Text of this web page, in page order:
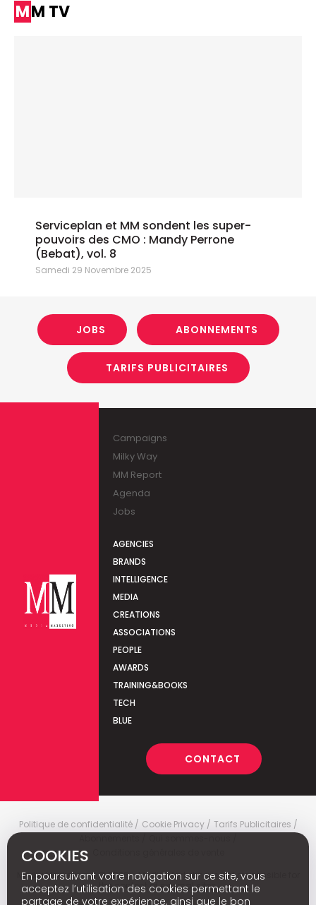
MM TV
Serviceplan et MM sondent les super-
pouvoirs des CMO : Mandy Perrone
(Bebat), vol. 8
Samedi 29 Novembre 2025
JOBS ABONNEMENTS
TARIFS PUBLICITAIRES
Campaigns
Milky Way
MM Report
Agenda
Jobs
AGENCIES
BRANDS
INTELLIGENCE
MEDIA
CREATIONS
ASSOCIATIONS
PEOPLE
AWARDS
TRAINING&BOOKS
TECH
BLUE
CONTACT
Politique de confidentialité Cookie Privacy
Tarifs Publicitaires
Media Marketingc © 2026 - Media Marketing is not responsible for
the content of external sites.
COOKIES
En poursuivant votre navigation sur ce site, vous
acceptez l’utilisation des cookies permettant le
partage de votre expérience, ainsi que le bon